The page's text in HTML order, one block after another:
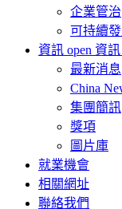
企業管治
可持續
資訊 open 資訊
最新消息
China
集團簡訊
獎項
圖片庫
就業機會
相關網址
聯絡我們